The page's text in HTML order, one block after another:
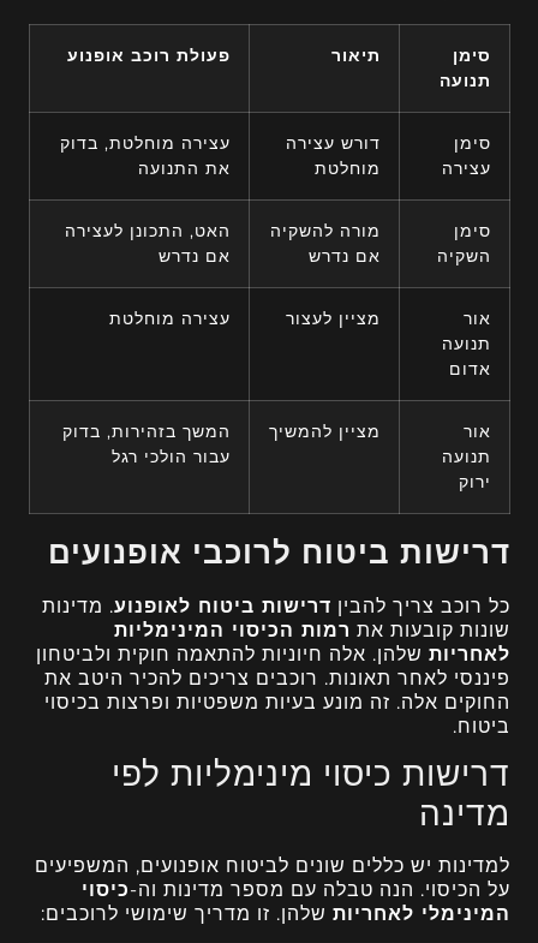
סימן
תנועה
תיאור פעולת רוכב אופנוע
סימן
עצירה
דורש עצירה
מוחלטת
עצירה מוחלטת, בדוק
את התנועה
סימן
השקיה
מורה להשקיה
אם נדרש
האט, התכונן לעצירה
אם נדרש
אור
תנועה
אדום
מציין לעצור עצירה מוחלטת
אור
תנועה
ירוק
מציין להמשיך
המשך בזהירות, בדוק
עבור הולכי רגל
דרישות ביטוח לרוכבי אופנועים
כל רוכב צריך להבין דרישות ביטוח לאופנוע. מדינות
שונות קובעות את רמות הכיסוי המינימליות
לאחריות שלהן. אלה חיוניות להתאמה חוקית ולביטחון
פיננסי לאחר תאונות. רוכבים צריכים להכיר היטב את
החוקים אלה. זה מונע בעיות משפטיות ופרצות בכיסוי
ביטוח.
דרישות כיסוי מינימליות לפי
מדינה
למדינות יש כללים שונים לביטוח אופנועים, המשפיעים
על הכיסוי. הנה טבלה עם מספר מדינות וה-כיסוי
המינימלי לאחריות שלהן. זו מדריך שימושי לרוכבים: